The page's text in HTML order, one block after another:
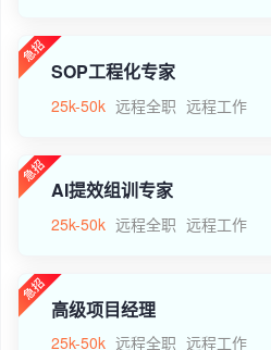
SOP工程化专家
25k-50k 远程全职 远程工作
AI提效组训专家
25k-50k 远程全职 远程工作
高级项目经理
25k-50k 远程全职 远程工作